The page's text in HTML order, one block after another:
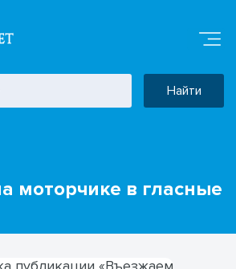
Найти
моторчике в гласные